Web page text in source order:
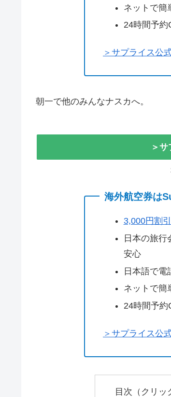
ネットで簡
24時間予約
＞サプライス公
朝一で他のみんなナスカへ。
＞
海外航空券は
3,000円割
日本の旅行
安心
日本語で電
ネットで簡
24時間予約
＞サプライス公
目次（クリッ